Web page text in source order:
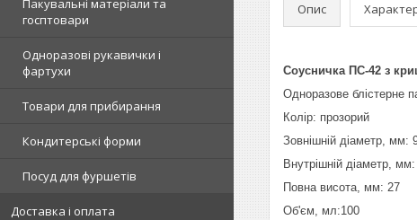
Пакувальні матеріали та
госптовари
Одноразові рукавички і
фартухи
Товари для прибирання
Кондитерські форми
Посуд для фуршетів
Доставка і оплата
Опис
Соусничка ПС-42 з
Одноразове блістерне
Колір: прозорий
Зовнішній діаметр, мм:
Внутрішній діаметр,
Повна висота, мм: 27
Об'єм, мл:100